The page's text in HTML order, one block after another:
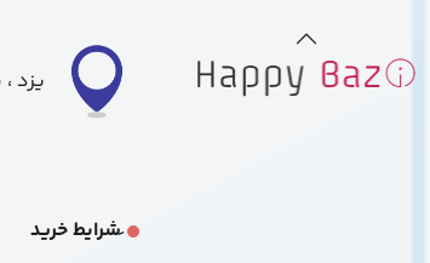
کوچک
یزد
َشرایط خرید